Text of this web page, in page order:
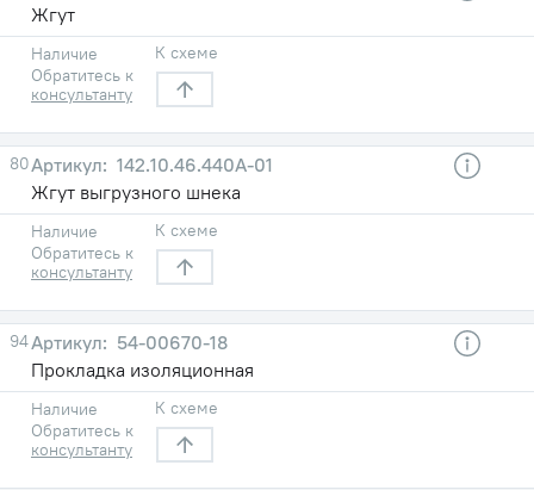
Жгут
Наличие
Обратитесь к
консультанту
К схеме
80
142.10.46.440А-01
Жгут выгрузного шнека
Наличие
Обратитесь к
консультанту
К схеме
94
54-00670-18
Прокладка изоляционная
Наличие
Обратитесь к
консультанту
К схеме